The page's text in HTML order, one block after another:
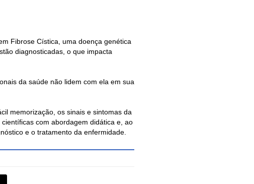
Fibrose Cística, uma doença genética
diagnosticadas, o que impacta
da saúde não lidem com ela em sua
memorização, os sinais e sintomas da
com abordagem didática e, ao
e o tratamento da enfermidade.